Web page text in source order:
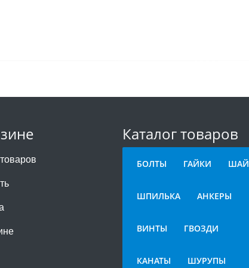
Каталог товаров
БОЛТЫ ГАЙКИ
ШПИЛЬКА АНКЕРЫ
ВИНТЫ ГВОЗДИ
КАНАТЫ ШУРУПЫ